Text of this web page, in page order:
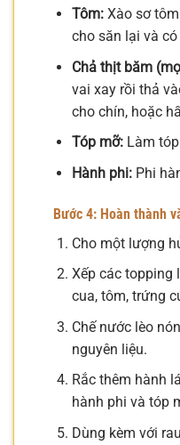
Tôm:Xào sơ
cho săn lại và
Chả thịt băm
vai xay rồi thả
cho chín, hoặc
Tóp mỡ:Làm tóp
Hành phi:Phi
Bước 4: Hoàn thành
Cho một lượng
Xếp các topping
cua, tôm, trứng
Chế nước lèo
nguyên liệu.
Rắc thêm hành
hành phi và tóp
Dùng kèm với